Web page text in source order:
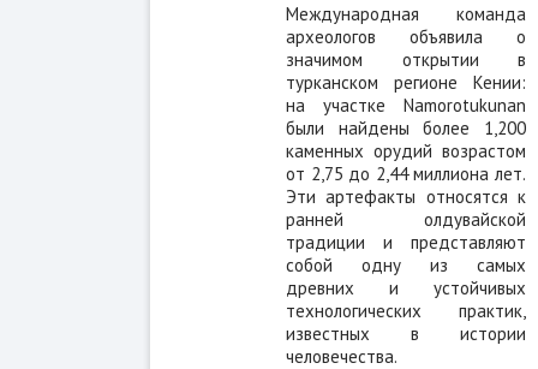
Международная команда
археологов объявила о
значимом открытии в
турканском регионе Кении:
на участке Namorotukunan
были найдены более 1,200
каменных орудий возрастом
от 2,75 до 2,44 миллиона лет.
Эти артефакты относятся к
ранней олдувайской
традиции и представляют
собой одну из самых
древних и устойчивых
технологических практик,
известных в истории
человечества.